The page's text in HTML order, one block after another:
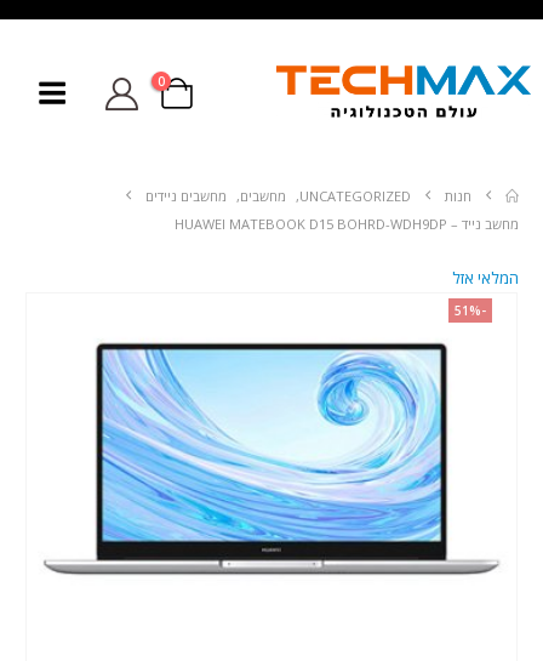
0
חנות UNCATEGORIZED
, מחשבים,
מחשבים ניידים
מחשב נייד – HUAWEI MATEBOOK D15 BOHRD-WDH9DP
-51%
המלאי אזל